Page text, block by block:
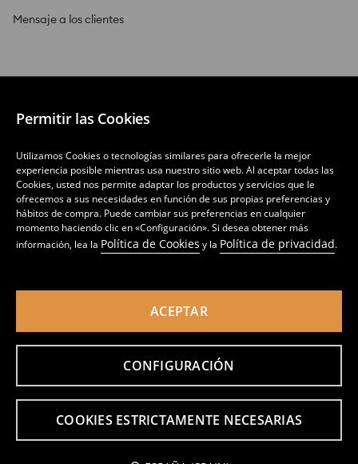
Permitir las Cookies
Utilizamos Cookies o tecnologías similares para ofrecerle la mejor
experiencia posible mientras usa nuestro sitio web. Al aceptar todas las
Cookies, usted nos permite adaptar los productos y servicios que le
ofrecemos a sus necesidades en función de sus propias preferencias y
hábitos de compra. Puede cambiar sus preferencias en cualquier
momento haciendo clic en «Configuración». Si desea obtener más
información, lea la Política de Cookies y la Política de privacidad.
COOKIES ESTRICTAMENTE NECESARIAS
CONFIGURACIÓN
ACEPTAR
Mensaje a los clientes
MÁS INFORMACIÓN SOBRE SINSAY EN
ES (España)Cambiar
Configuración de cookies
Lista de cookies Lista de socios de confianza
LPP S.A., Lakowa Str. 39/44, 80-769 Gdansk, Poland, registered by the District Court
paid), tax ID: PL 583-10-14-898, Business Registration No. 190852164